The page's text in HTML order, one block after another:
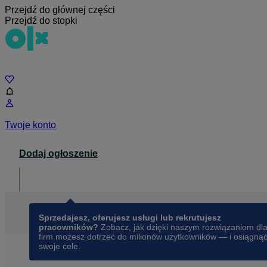
Przejdź do głównej części
Przejdź do stopki
Twoje konto
Dodaj ogłoszenie
Sprzedajesz, oferujesz usługi lub rekrutujesz
pracowników? Zobacz, jak dzięki naszym rozwiązaniom dla
firm możesz dotrzeć do milionów użytkowników — i osiągnąć
swoje cele.